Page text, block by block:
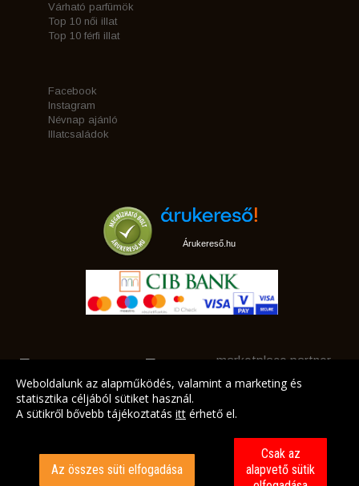
Várható parfümök
Top 10 női illat
Top 10 férfi illat
Facebook
Instagram
Névnap ajánló
Illatcsaládok
Árukereső.hu
marketplace partner
Weboldalunk az alapműködés, valamint a marketing és
statisztika céljából sütiket használ.
A sütikről bővebb tájékoztatás itt érhető el.
Az összes süti elfogadása
Csak az
alapvető sütik